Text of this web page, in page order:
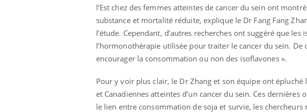
l’Est chez des femmes atteintes de cancer du sein ont
substance et mortalité réduite, explique le Dr Fang Fang
l’étude. Cependant, d’autres recherches ont suggéré que
l’hormonothérapie utilisée pour traiter le cancer du sein.
encourager la consommation ou non des isoflavones ».
Pour y voir plus clair, le Dr Zhang et son équipe ont
et Canadiennes atteintes d’un cancer du sein. Ces
le lien entre consommation de soja et survie, les
Youtube
Eczéma Chronique des
expliquer ma maladie
Il y a des sujets qui sont
d'autres non ! D'un côté, poser